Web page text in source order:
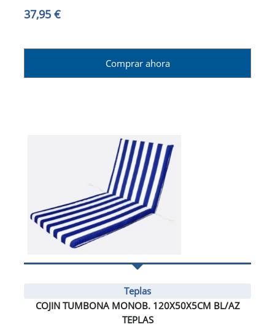
37,95 €
Comprar ahora
Teplas
COJIN TUMBONA MONOB. 120X50X5CM BL/AZ
TEPLAS